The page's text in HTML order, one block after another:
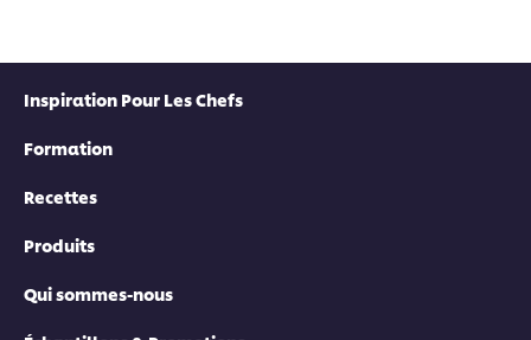
Inspiration Pour Les Chefs
Formation
Recettes
Produits
Qui sommes-nous